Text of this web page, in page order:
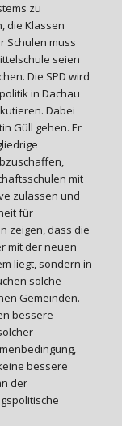
zu
die Klassen
Schulen muss
seien
Die SPD wird
in Dachau
Dabei
Güll gehen. Er
mit
zulassen und
für
zeigen, dass die
mit der neuen
liegt, sondern in
solche
Gemeinden.
bessere
bessere
der